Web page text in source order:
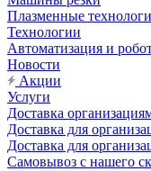
Плазменные
Технологии
Автоматизация и
Новости
Акции
Услуги
Доставка
Доставка для
Доставка для
Самовывоз с нашего